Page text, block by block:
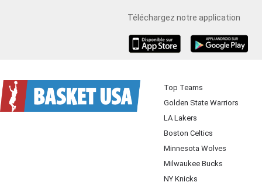
Téléchargez notre application
Top Teams
Golden State Warriors
LA Lakers
Boston Celtics
Minnesota Wolves
Milwaukee Bucks
NY Knicks